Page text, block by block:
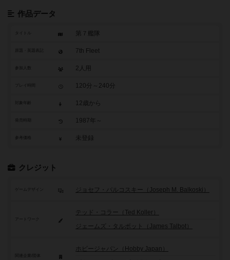
作品データ
タイトル 第７艦隊
7th Fleet
参加人数 2人用
120分～240分
12歳から
1987年～
参考価格 未登録
クレジット
ゲームデザイン ジョセフ・バルコスキー（Joseph M. Balkoski）
アートワーク
テッド・コラー（Ted Koller）
ジェームズ・タルボット（James Talbot）
ホビージャパン（Hobby Japan）